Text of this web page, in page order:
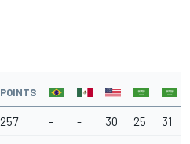
POINTS
257 - - 30 25 31